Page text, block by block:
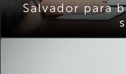
Salvador para